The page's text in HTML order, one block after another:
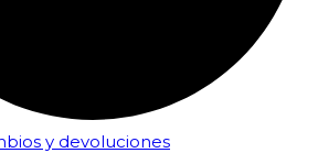
y devoluciones